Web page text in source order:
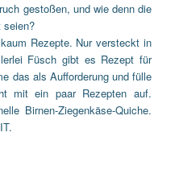
gestoßen, und wie denn die
seien?
Rezepte. Nur versteckt in
Füsch gibt es Rezept für
das als Aufforderung und fülle
mit ein paar Rezepten auf.
Birnen-Ziegenkäse-Quiche.